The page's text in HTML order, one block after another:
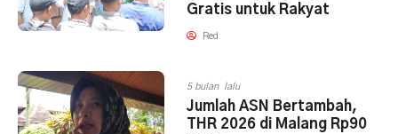
Gratis untuk Rakyat
Red
5 bulan lalu
Jumlah ASN Bertambah,
THR 2026 di Malang Rp90